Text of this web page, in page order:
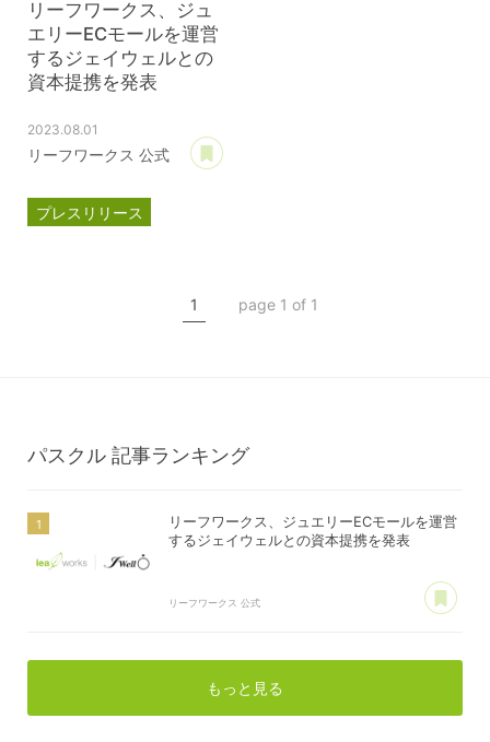
リーフワークス、ジュ
エリーECモールを運営
するジェイウェルとの
資本提携を発表
2023.08.01
リーフワークス 公式
プレスリリース
1
page 1 of 1
パスクル 記事ランキング
リーフワークス、ジュエリーECモールを運営
するジェイウェルとの資本提携を発表
リーフワークス 公式
もっと見る